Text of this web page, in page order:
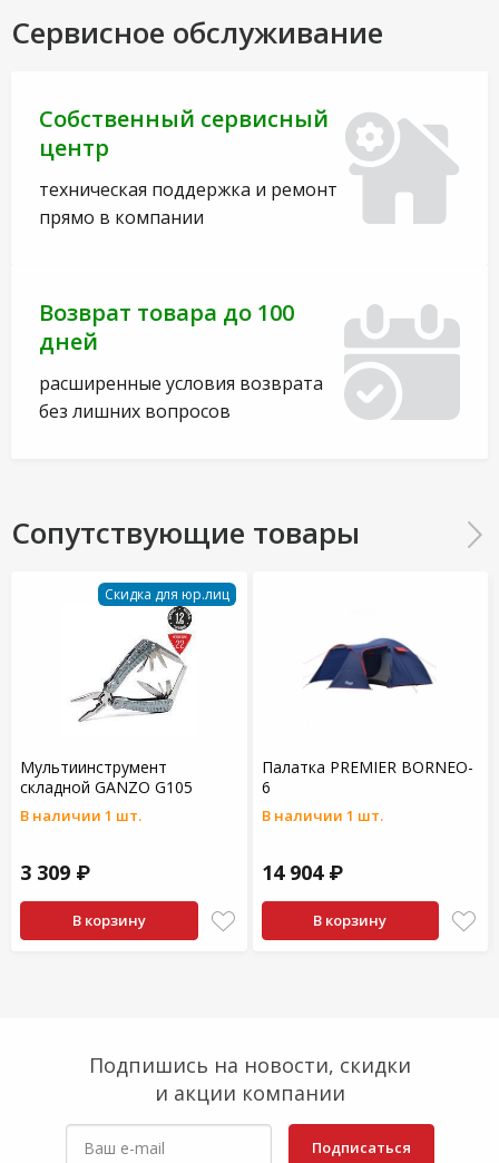
Сервисное обслуживание
Собственный сервисный
центр
техническая поддержка и ремонт
прямо в компании
Возврат товара до 100
дней
расширенные условия возврата
без лишних вопросов
Сопутствующие товары
Скидка для юр.лиц
Мультиинструмент
складной GANZO G105
В наличии 1 шт.
3 309 ₽
В корзину
Палатка PREMIER BORNEO-
6
В наличии 1 шт.
14 904 ₽
В корзину
Подпишись на новости, скидки
и акции компании
Подписаться